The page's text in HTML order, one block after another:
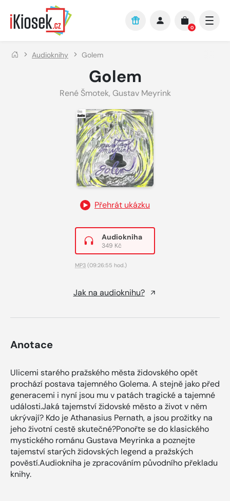
Přejít na hlavní obsah
0
Audioknihy Golem
Golem
René Šmotek, Gustav Meyrink
Přehrát ukázku
Audiokniha
349 Kč
MP3 (09:26:55 hod.)
Jak na audioknihu?
Anotace
Ulicemi starého pražského města židovského opět
prochází postava tajemného Golema. A stejně jako před
generacemi i nyní jsou mu v patách tragické a tajemné
události.Jaká tajemství židovské město a život v něm
ukrývají? Kdo je Athanasius Pernath, a jsou prožitky na
jeho životní cestě skutečné?Ponořte se do klasického
mystického románu Gustava Meyrinka a poznejte
tajemství starých židovských legend a pražských
pověstí.Audiokniha je zpracováním původního překladu
knihy.